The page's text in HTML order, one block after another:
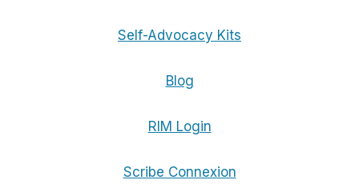
Self-Advocacy Kits
Blog
RIM Login
Scribe Connexion